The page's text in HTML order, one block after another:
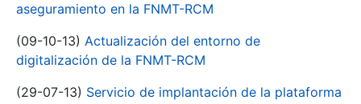
aseguramiento en la FNMT-RCM
(09-10-13) Actualización del entorno de
digitalización de la FNMT-RCM
(29-07-13) Servicio de implantación de la plataforma